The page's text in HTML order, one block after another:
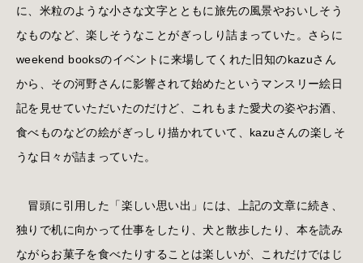
に、米粒のような小さな文字とともに旅先の風景やおいしそう
なものなど、楽しそうなことがぎっしり詰まっていた。さらに
weekend booksのイベントに来場してくれた旧知のkazuさん
から、その河野さんに影響されて始めたというマンスリー絵日
記を見せていただいたのだけど、これもまた愛犬の姿やお酒、
食べものなどの絵がぎっしり描かれていて、kazuさんの楽しそ
うな日々が詰まっていた。
冒頭に引用した「楽しい思い出」には、上記の文章に続き、
独りで机に向かって仕事をしたり、犬と散歩したり、本を読み
ながらお菓子を食べたりすることは楽しいが、これだけではじ